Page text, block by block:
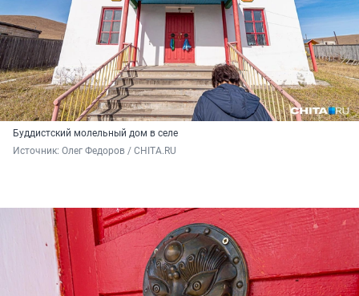
Буддистский молельный дом в селе
Источник: Олег Федоров / CHITA.RU